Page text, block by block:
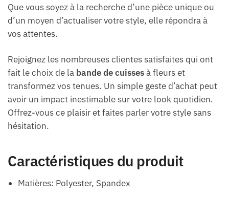
Que vous soyez à la recherche d’une pièce unique ou
d’un moyen d’actualiser votre style, elle répondra à
vos attentes.
Rejoignez les nombreuses clientes satisfaites qui ont
fait le choix de la bande de cuissesà fleurs et
transformez vos tenues. Un simple geste d’achat peut
avoir un impact inestimable sur votre look quotidien.
Offrez-vous ce plaisir et faites parler votre style sans
hésitation.
Caractéristiques du produit
Matières: Polyester, Spandex